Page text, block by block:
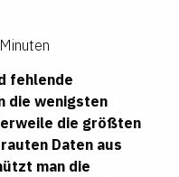
fehlende
die wenigsten
die größten
Daten aus
man die